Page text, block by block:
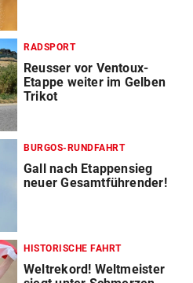
RADSPORT
Reusser vor Ventoux-
Etappe weiter im Gelben
Trikot
BURGOS-RUNDFAHRT
Gall nach Etappensieg
neuer Gesamtführender!
HISTORISCHE FAHRT
Weltrekord! Weltmeister